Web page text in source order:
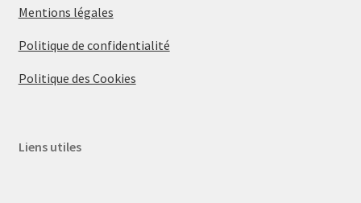
Mentions légales
Politique de confidentialité
Politique des Cookies
Liens utiles